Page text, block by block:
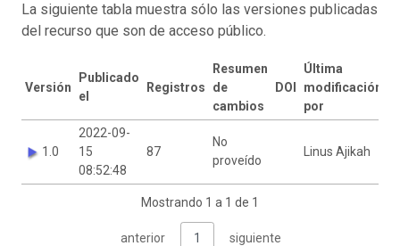
La siguiente tabla muestra sólo las versiones publicadas
del recurso que son de acceso público.
Versión
Publicado
el
Registros
Resumen
de
cambios
DOI
Última
modificación
por
1.0
2022-09-
15
08:52:48
87
No
proveído
Linus Ajikah
Mostrando 1 a 1 de 1
anterior 1 siguiente